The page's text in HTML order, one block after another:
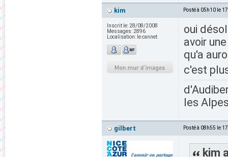
kim Posté à 05h10 le
Inscrit le: 28/08/2008
Messages: 2896
Localisation: le cannet
oui
avoir
qu'a
c'est
les
gilbert Posté à 08h55 le
kim